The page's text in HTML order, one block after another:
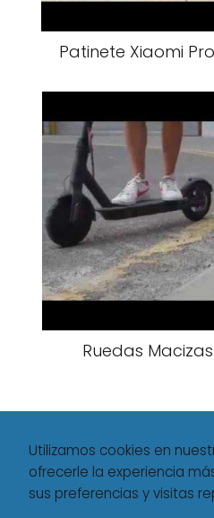
Patinete Xiaomi
Ruedas
Utilizamos cookies en
ofrecerle la experiencia
sus preferencias y visitas